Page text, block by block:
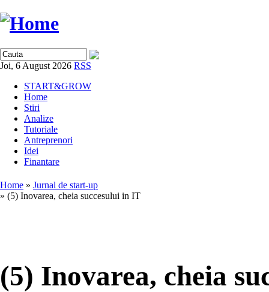
Joi, 6 August 2026 RSS
START&GROW
Home
Stiri
Analize
Tutoriale
Antreprenori
Idei
Finantare
Home » Jurnal de start-up
» (5) Inovarea, cheia succesului in IT
(5) Inovarea, cheia